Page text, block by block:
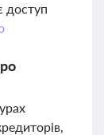
доступ